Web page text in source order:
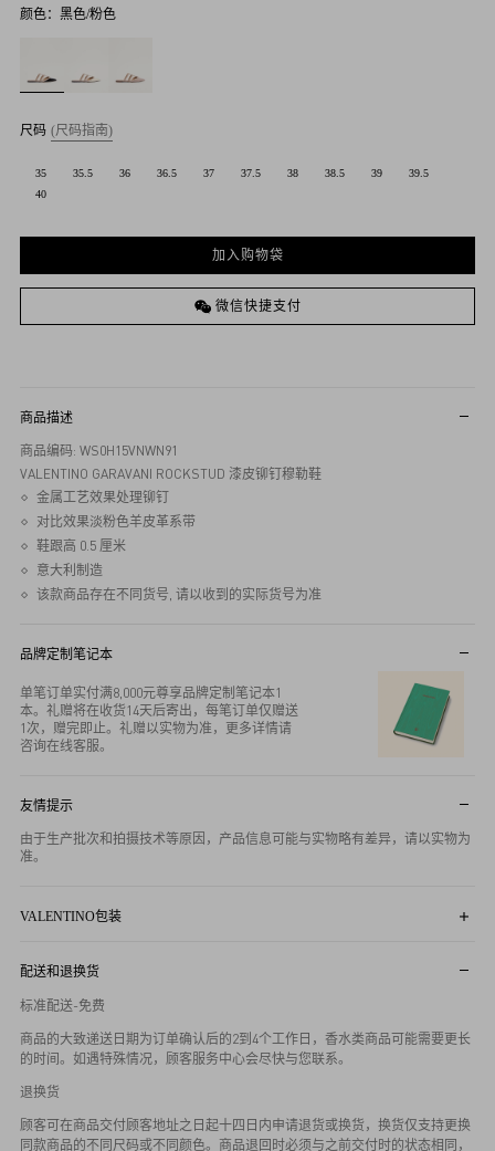
颜色： 黑色/粉色
尺码 (尺码指南)
35 35.5 36 36.5 37 37.5 38 38.5 39
39.5
40
加入购物袋
微信快捷支付
商品描述
商品编码: WS0H15VNWN91
VALENTINO GARAVANI ROCKSTUD 漆皮铆钉穆勒鞋
金属工艺效果处理铆钉
对比效果淡粉色羊皮革系带
鞋跟高 0.5 厘米
意大利制造
该款商品存在不同货号, 请以收到的实际货号为准
品牌定制笔记本
单笔订单实付满8,000元尊享品牌定制笔记本1
本。礼赠将在收货14天后寄出，每笔订单仅赠送
1次，赠完即止。礼赠以实物为准，更多详情请
咨询在线客服。
友情提示
由于生产批次和拍摄技术等原因，产品信息可能与实物略有差异，请以实物为
准。
VALENTINO包装
等因素有所不同，具体以收到实物包装为准，感谢您的理解。
配送和退换货
标准配送-免费
商品的大致递送日期为订单确认后的2到4个工作日，香水类商品可能需要更长
的时间。如遇特殊情况，顾客服务中心会尽快与您联系。
退换货
顾客可在商品交付顾客地址之日起十四日内申请退货或换货，换货仅支持更换
同款商品的不同尺码或不同颜色。商品退回时必须与之前交付时的状态相同，